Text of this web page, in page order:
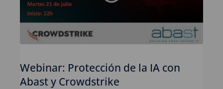
Webinar: Protección de la IA con
Abast y Crowdstrike